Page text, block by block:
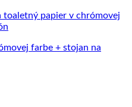
farbe + stojan na